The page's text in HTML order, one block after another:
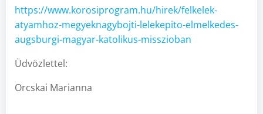
https://www.korosiprogram.hu/hirek/felkelek-
atyamhoz-megyeknagybojti-lelekepito-elmelkedes-
augsburgi-magyar-katolikus-misszioban
Üdvözlettel:
Orcskai Marianna